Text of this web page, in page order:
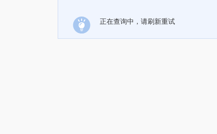
正在查询中，请刷新重试